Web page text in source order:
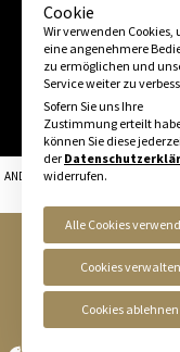
ANDRITZKY - Industriestraße 20 -
Cookie
Wir verwenden Cookies,
eine angenehmere
zu ermöglichen und
Service weiter zu
Sofern Sie uns Ihre
Zustimmung erteilt
können Sie diese
der
widerrufen.
Alle Cookies
Cookies verwalten
Cookies ablehnen